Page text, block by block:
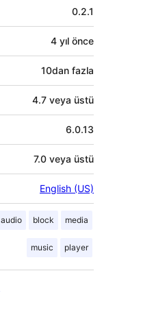
0.2.1
4 yıl önce
10dan fazla
4.7 veya üstü
6.0.13
7.0 veya üstü
English (US)
audio block media
music player